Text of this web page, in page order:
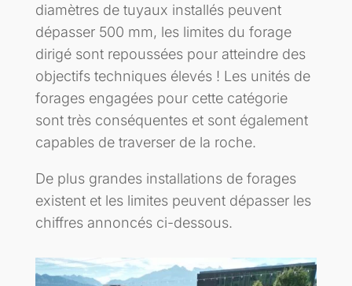
diamètres de tuyaux installés peuvent
dépasser 500 mm, les limites du forage
dirigé sont repoussées pour atteindre des
objectifs techniques élevés ! Les unités de
forages engagées pour cette catégorie
sont très conséquentes et sont également
capables de traverser de la roche.
De plus grandes installations de forages
existent et les limites peuvent dépasser les
chiffres annoncés ci-dessous.